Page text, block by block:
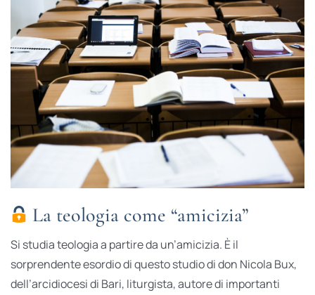
La teologia come “amicizia”
Si studia teologia a partire da un’amicizia. È il
sorprendente esordio di questo studio di don Nicola Bux,
dell’arcidiocesi di Bari, liturgista, autore di importanti